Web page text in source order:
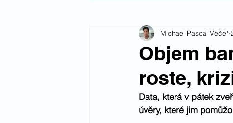
Objem
roste,
Michael Pascal Večeř
Data, která v pátek
úvěry, které jim